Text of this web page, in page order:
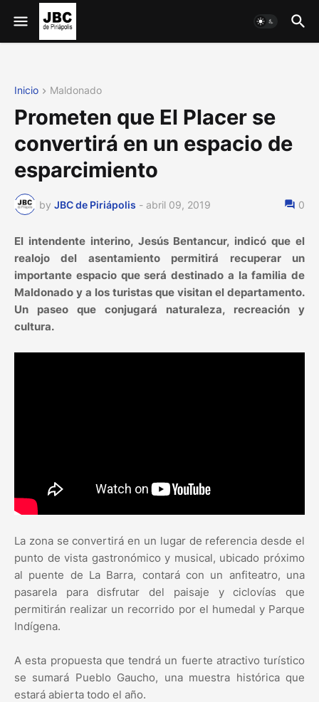
Inicio Maldonado
Prometen que El Placer se
convertirá en un espacio de
esparcimiento
by JBC de Piriápolis - abril 09, 2019 0
El intendente interino, Jesús Bentancur, indicó que el
realojo del asentamiento permitirá recuperar un
importante espacio que será destinado a la familia de
Maldonado y a los turistas que visitan el departamento.
Un paseo que conjugará naturaleza, recreación y
cultura.
La zona se convertirá en un lugar de referencia desde el
punto de vista gastronómico y musical, ubicado próximo
al puente de La Barra, contará con un anfiteatro, una
pasarela para disfrutar del paisaje y ciclovías que
permitirán realizar un recorrido por el humedal y Parque
Indígena.
A esta propuesta que tendrá un fuerte atractivo turístico
se sumará Pueblo Gaucho, una muestra histórica que
estará abierta todo el año.